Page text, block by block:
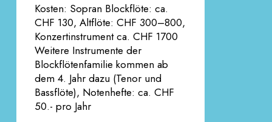
Kosten: Sopran Blockflöte: ca.
CHF 130, Altflöte: CHF 300–800,
Konzertinstrument ca. CHF 1700
Weitere Instrumente der
Blockflötenfamilie kommen ab
dem 4. Jahr dazu (Tenor und
Bassflöte), Notenhefte: ca. CHF
50.- pro Jahr